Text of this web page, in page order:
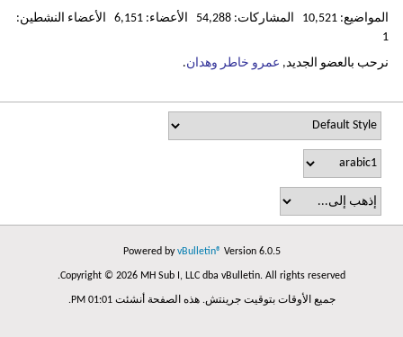
المواضيع: 10,521 المشاركات: 54,288 الأعضاء: 6,151 الأعضاء النشطين:
1
نرحب بالعضو الجديد, عمرو خاطر وهدان.
Powered byvBulletin® Version 6.0.5
Copyright © 2026 MH Sub I, LLC dba vBulletin. All rights reserved.
جميع الأوقات بتوقيت جرينتش. هذه الصفحة أنشئت 01:01 PM.